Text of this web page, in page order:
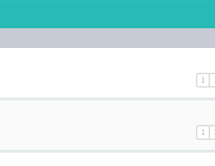
1
1